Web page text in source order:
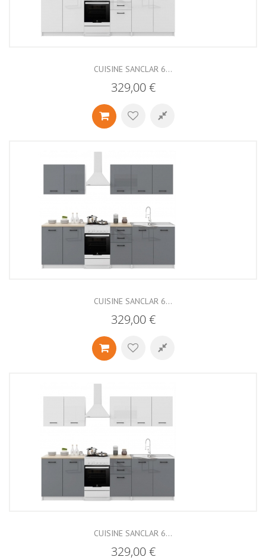
CUISINE SANCLAR 6...
329,00 €
CUISINE SANCLAR 6...
329,00 €
CUISINE SANCLAR 6...
329,00 €